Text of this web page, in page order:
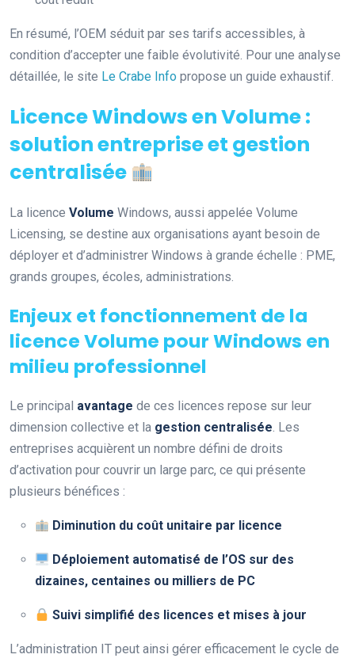
En résumé, l’OEM séduit par ses tarifs accessibles, à
condition d’accepter une faible évolutivité. Pour une analyse
détaillée, le site Le Crabe Info propose un guide exhaustif.
Licence Windows en Volume :
solution entreprise et gestion
centralisée
La licence Volume Windows, aussi appelée Volume
Licensing, se destine aux organisations ayant besoin de
déployer et d’administrer Windows à grande échelle : PME,
grands groupes, écoles, administrations.
Enjeux et fonctionnement de la
licence Volume pour Windows en
milieu professionnel
Le principal avantage de ces licences repose sur leur
dimension collective et la gestion centralisée. Les
entreprises acquièrent un nombre défini de droits
d’activation pour couvrir un large parc, ce qui présente
plusieurs bénéfices :
Diminution du coût unitaire par licence
Déploiement automatisé de l’OS sur des
dizaines, centaines ou milliers de PC
Suivi simplifié des licences et mises à jour
L’administration IT peut ainsi gérer efficacement le cycle de